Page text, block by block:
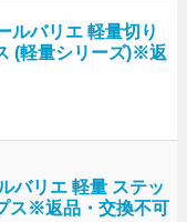
バリエ 軽量切り
(軽量シリーズ)※返
バリエ 軽量 ステッ
ス※返品・交換不可